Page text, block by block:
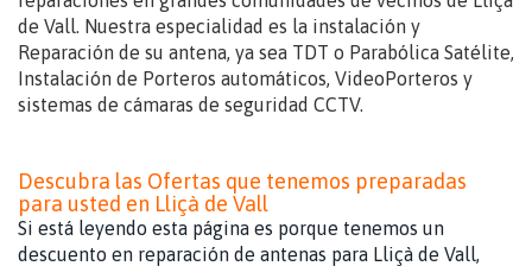
de Vall. Nuestra especialidad es la instalación y
Reparación de su antena, ya sea TDT o Parabólica Satélite,
Instalación de Porteros automáticos, VideoPorteros y
sistemas de cámaras de seguridad CCTV.
Descubra las Ofertas que tenemos preparadas
para usted en Lliçà de Vall
Si está leyendo esta página es porque tenemos un
descuento en reparación de antenas para Lliçà de Vall,